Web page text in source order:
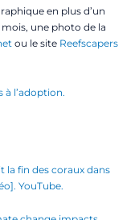
en plus d’un
une photo de la
ou le site Reefscapers
à l’adoption.
la fin des coraux dans
YouTube.